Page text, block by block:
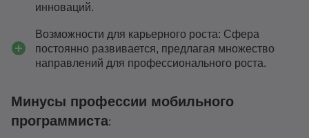
инноваций.
Возможности для карьерного роста: Сфера
постоянно развивается, предлагая множество
направлений для профессионального роста.
Минусы профессии мобильного
программиста: